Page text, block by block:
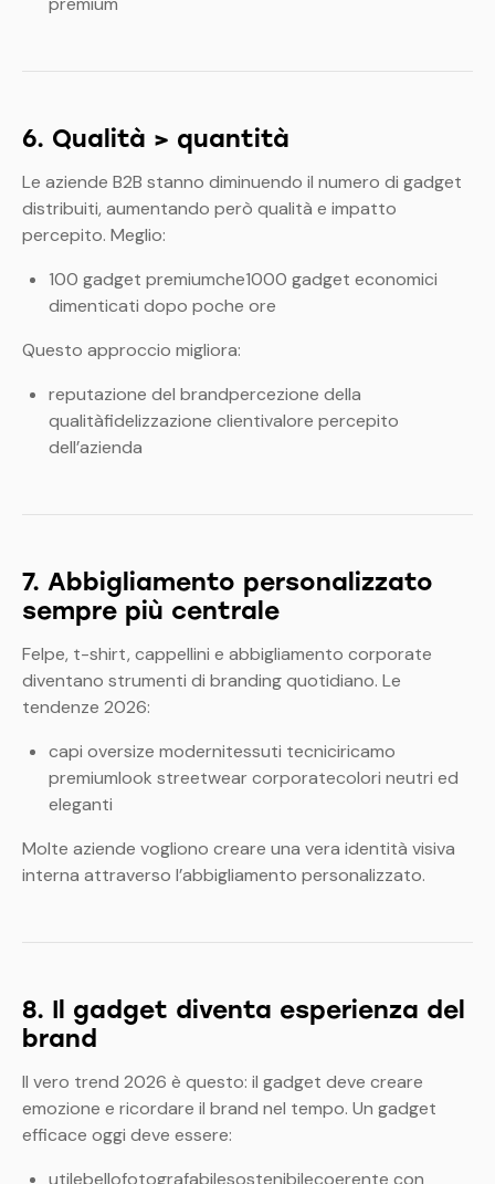
6. Qualità > quantità
Le aziende B2B stanno diminuendo il numero di gadget
distribuiti, aumentando però qualità e impatto
percepito. Meglio:
100 gadget premiumche1000 gadget economici
dimenticati dopo poche ore
Questo approccio migliora:
reputazione del brandpercezione della
qualitàfidelizzazione clientivalore percepito
dell’azienda
7. Abbigliamento personalizzato
sempre più centrale
Felpe, t-shirt, cappellini e abbigliamento corporate
diventano strumenti di branding quotidiano. Le
tendenze 2026:
capi oversize modernitessuti tecniciricamo
premiumlook streetwear corporatecolori neutri ed
eleganti
Molte aziende vogliono creare una vera identità visiva
interna attraverso l’abbigliamento personalizzato.
8. Il gadget diventa esperienza del
brand
Il vero trend 2026 è questo: il gadget deve creare
emozione e ricordare il brand nel tempo. Un gadget
efficace oggi deve essere:
utilebellofotografabilesostenibilecoerente con